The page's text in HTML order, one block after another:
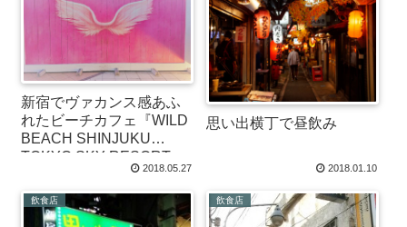
新宿でヴァカンス感あふ
れたビーチカフェ『WILD
BEACH SHINJUKU
TOKYO SKY RESORT』
2018.05.27
思い出横丁で昼飲み
2018.01.10
飲食店 飲食店